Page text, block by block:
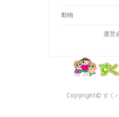
動物
運営
Copyright© すく